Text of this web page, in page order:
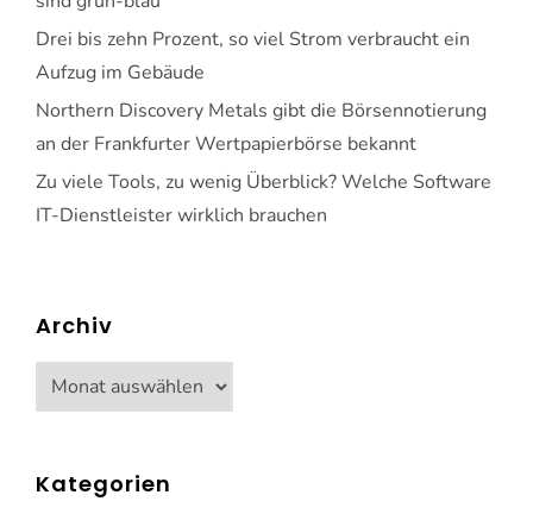
Drei bis zehn Prozent, so viel Strom verbraucht ein
Aufzug im Gebäude
Northern Discovery Metals gibt die Börsennotierung
an der Frankfurter Wertpapierbörse bekannt
Zu viele Tools, zu wenig Überblick? Welche Software
IT-Dienstleister wirklich brauchen
Archiv
Archiv
Kategorien